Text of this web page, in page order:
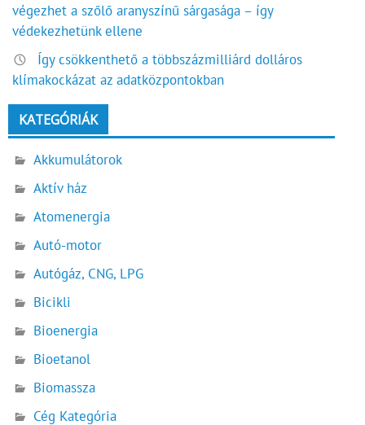
végezhet a szőlő aranyszínű sárgasága – így
védekezhetünk ellene
Így csökkenthető a többszázmilliárd dolláros
klímakockázat az adatközpontokban
KATEGÓRIÁK
Akkumulátorok
Aktív ház
Atomenergia
Autó-motor
Autógáz, CNG, LPG
Bicikli
Bioenergia
Bioetanol
Biomassza
Cég Kategória